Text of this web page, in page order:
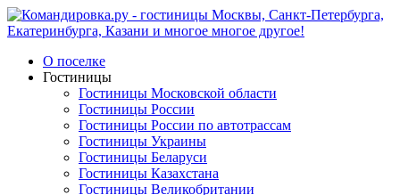
О поселке
Гостиницы
Гостиницы Московской области
Гостиницы России
Гостиницы России по автотрассам
Гостиницы Украины
Гостиницы Беларуси
Гостиницы Казахстана
Гостиницы Великобритании